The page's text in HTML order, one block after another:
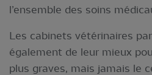
l’ensemble des soins
Les cabinets vétérinaires
également de leur mieux
plus graves, mais jamais le